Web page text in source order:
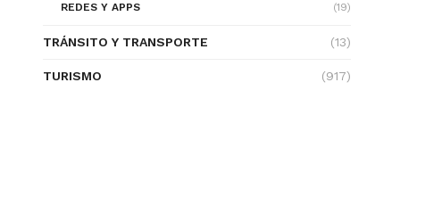
REDES Y APPS
(19)
TRÁNSITO Y TRANSPORTE (13)
TURISMO (917)